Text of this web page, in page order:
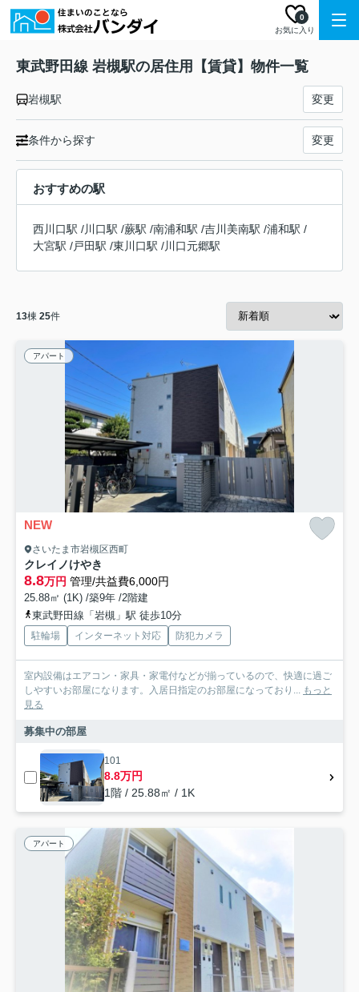
お気に入り
0
東武野田線 岩槻駅の居住用【賃貸】物件一覧
岩槻駅 変更
条件から探す 変更
おすすめの駅
西川口駅 /川口駅 /蕨駅 /南浦和駅 /吉川美南駅 /浦和駅 /
大宮駅 /戸田駅 /東川口駅 /川口元郷駅
13棟 25件
アパート
NEW
さいたま市岩槻区西町
クレイノけやき
8.8万円 管理/共益費6,000円
25.88㎡ (1K) /築9年 /2階建
東武野田線「岩槻」駅 徒歩10分
駐輪場 インターネット対応 防犯カメラ
室内設備はエアコン・家具・家電付などが揃っているので、快適に過ご
しやすいお部屋になります。入居日指定のお部屋になっており... もっと
見る
募集中の部屋
101
8.8万円
1階 / 25.88㎡ / 1K
アパート